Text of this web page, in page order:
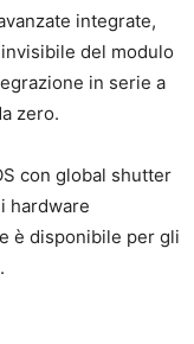
integrate,
del modulo
in serie a
zero.
con global shutter
hardware
è disponibile per gli